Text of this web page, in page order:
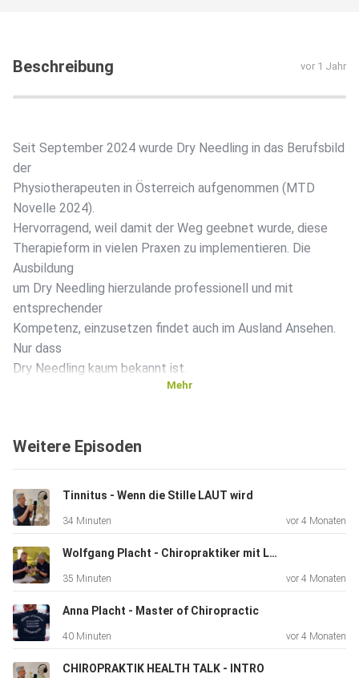
Beschreibung vor 1 Jahr
Seit September 2024 wurde Dry Needling in das Berufsbild
der
Physiotherapeuten in Österreich aufgenommen (MTD
Novelle 2024).
Hervorragend, weil damit der Weg geebnet wurde, diese
Therapieform in vielen Praxen zu implementieren. Die
Ausbildung
um Dry Needling hierzulande professionell und mit
entsprechender
Kompetenz, einzusetzen findet auch im Ausland Ansehen.
Nur dass
Dry Needling kaum bekannt ist.
Begriff
allem -
wozu ist es gut.
Mathias Meusburger hat von den Besten in Europa gelernt,
Instruktor im renommierten Institut von Christian Gröbli
(DGSA,
hat. Er ist
Mehr
Weitere Episoden
Tinnitus - Wenn die Stille LAUT wird
34 Minuten vor 4 Monaten
Wolfgang Placht - Chiropraktiker mit Leidenschaft
35 Minuten vor 4 Monaten
Anna Placht - Master of Chiropractic
40 Minuten vor 4 Monaten
CHIROPRAKTIK HEALTH TALK - INTRO